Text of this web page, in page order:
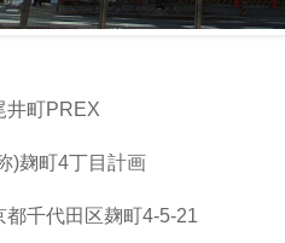
町PREX
)麹町4丁目計画
都千代田区麹町4-5-21